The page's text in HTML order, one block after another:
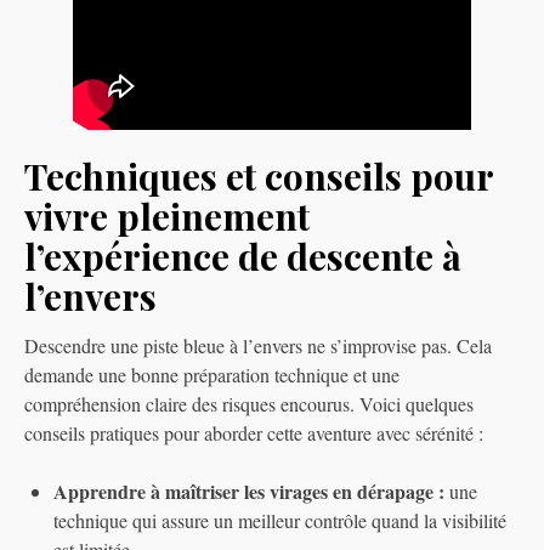
Techniques et conseils pour
vivre pleinement
l’expérience de descente à
l’envers
Descendre une piste bleue à l’envers ne s’improvise pas. Cela
demande une bonne préparation technique et une
compréhension claire des risques encourus. Voici quelques
conseils pratiques pour aborder cette aventure avec sérénité :
Apprendre à maîtriser les virages en dérapage : une
technique qui assure un meilleur contrôle quand la visibilité